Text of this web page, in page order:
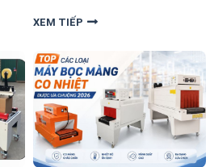
kiếm giải pháp cắt vải tối ưu cho
XEM TIẾP